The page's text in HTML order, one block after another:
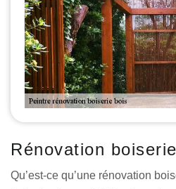
Rénovation boiserie
Qu’est-ce qu’une rénovation